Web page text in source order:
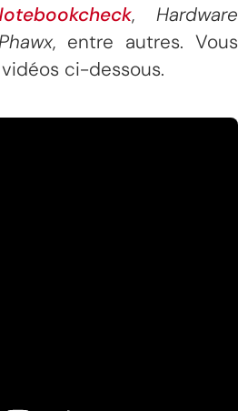
,Hardware
, entre autres. Vous
ci-dessous.